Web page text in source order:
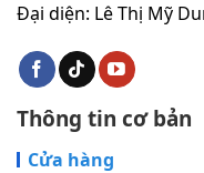
Đại diện: Lê Thị Mỹ
Thông tin cơ bản
Cửa hàng